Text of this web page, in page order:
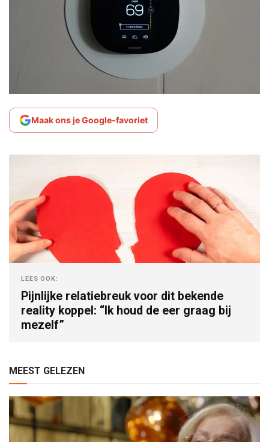
Maak ons je Google-favoriet
LEES OOK:
Pijnlijke relatiebreuk voor dit bekende
reality koppel: “Ik houd de eer graag bij
mezelf”
MEEST GELEZEN